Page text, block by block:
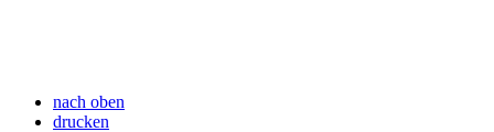
nach oben
drucken